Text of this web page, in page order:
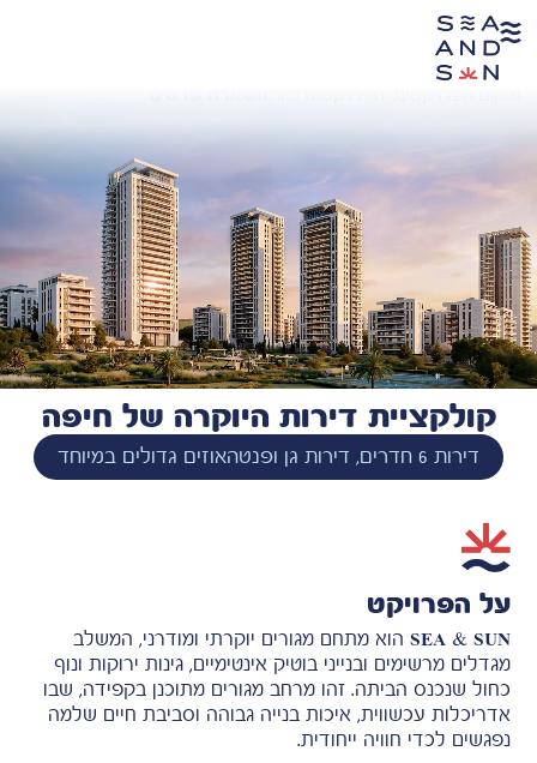
קולקציית דירות היוקרה של חיפה
דירות 6 חדרים, דירות גן ופנטהאוזים גדולים במיוחד
על הפרויקט
SEA & SUN הוא מתחם מגורים יוקרתי ומודרני, המשלב
מגדלים מרשימים ובנייני בוטיק אינטימיים, גינות ירוקות ונוף
כחול שנכנס הביתה. זהו מרחב מגורים מתוכנן בקפידה, שבו
אדריכלות עכשווית, איכות בנייה גבוהה וסביבת חיים שלמה
נפגשים לכדי חוויה ייחודית.